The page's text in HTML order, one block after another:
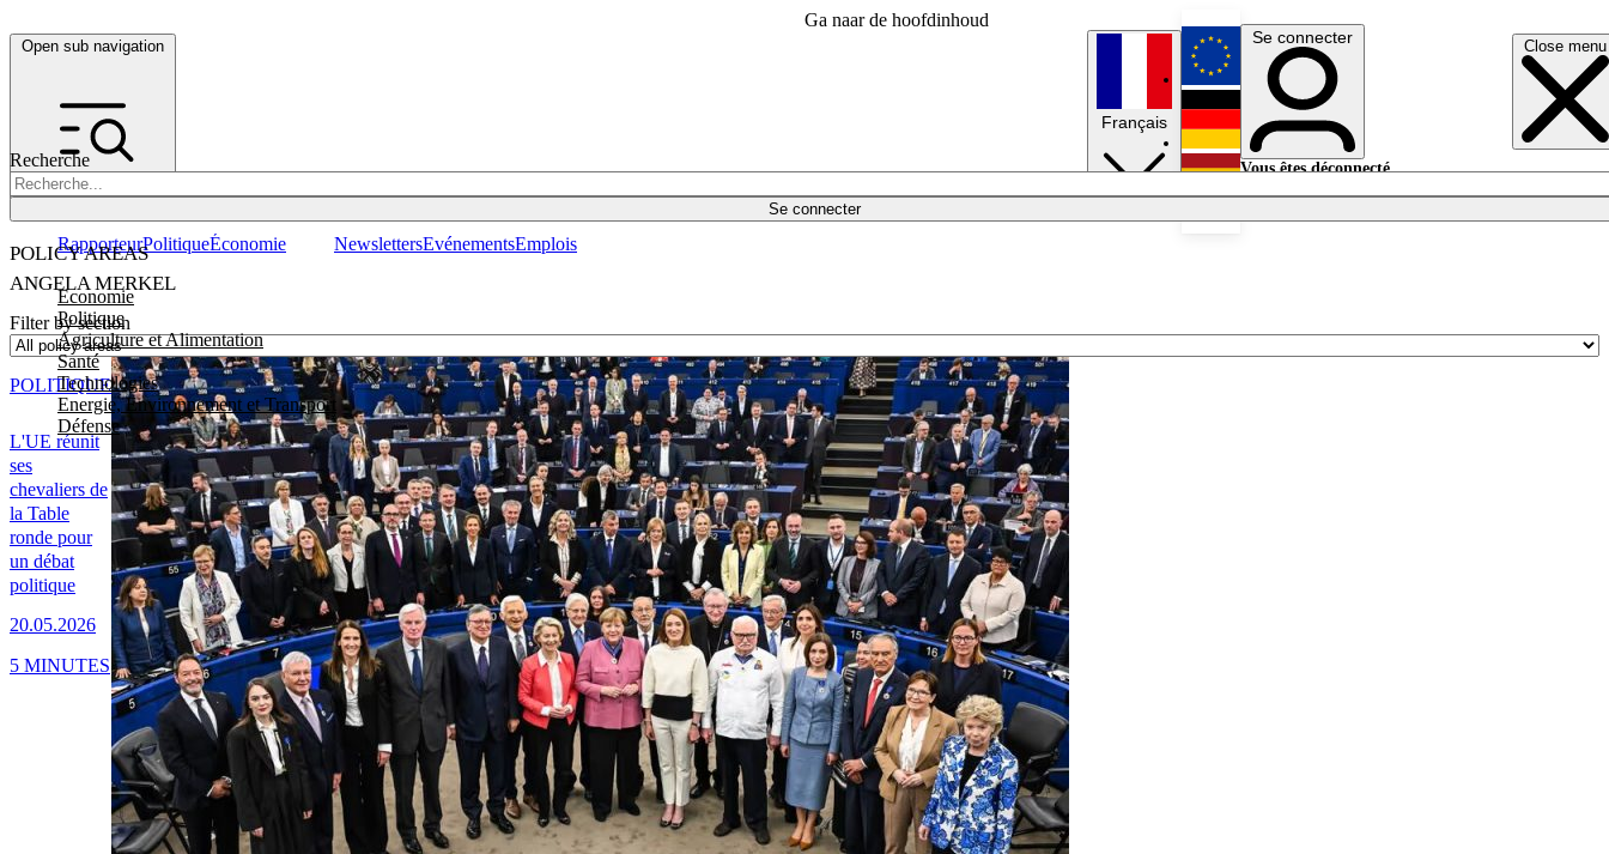
Ga naar de hoofdinhoud
Open sub navigation Close menu
Recherche
Se connecter
POLICY AREAS
Economie
Politique
Agriculture et Alimentation
Santé
Technologies
Energie, Environnement et Transport
Défense
RapporteurPolitiqueÉconomie NewslettersEvénementsEmplois
Français
English
Deutsch
Se connecter
Vous êtes déconnecté.
ANGELA MERKEL
Filter by section
L'UE réunit
ses
chevaliers de
la Table
ronde pour
un débat
politique
20.05.2026
POLITIQUE
5 MINUTES